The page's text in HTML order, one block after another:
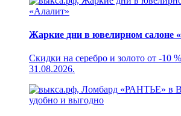
Жаркие дни в ювелирном салоне
Скидки на серебро и золото от -10
31.08.2026.